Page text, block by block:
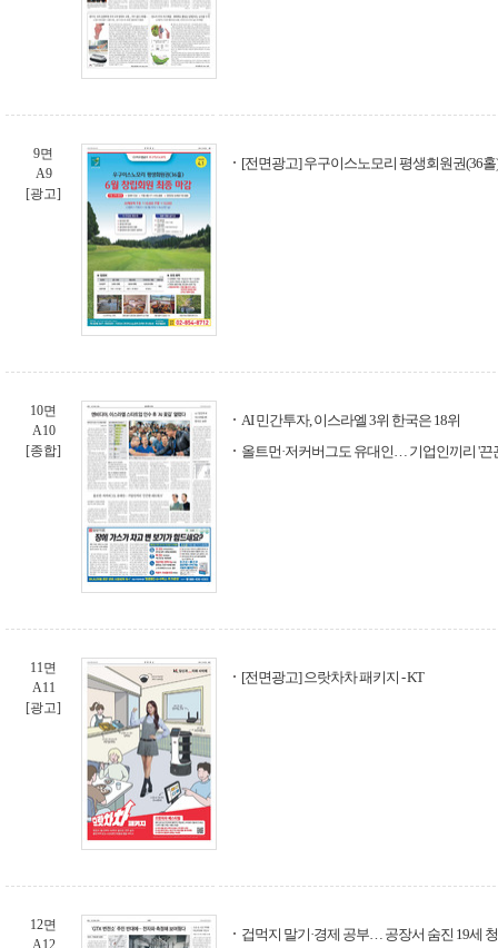
9면
A9
[광고]
[전면광고] 우구이스노모리 평생회원권(36
10면
A10
[종합]
AI 민간투자, 이스라엘 3위 한국은 18위
올트먼·저커버그도 유대인… 기업인끼리 '끈
11면
A11
[광고]
[전면광고] 으랏차차 패키지 - KT
12면
A12
겁먹지 말기·경제 공부… 공장서 숨진 19세